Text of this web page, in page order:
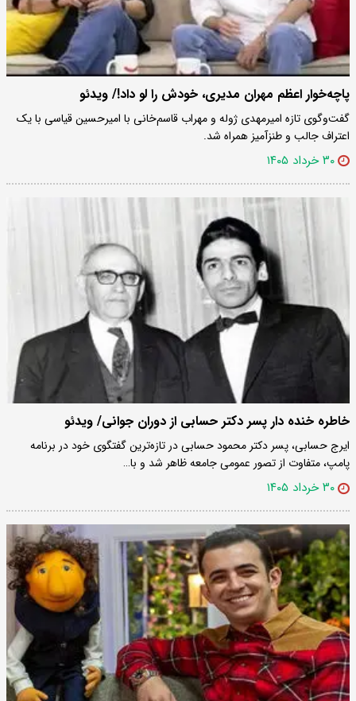
پاچه‌خوار اعظم مهران مدیری، خودش را لو داد!/ ویدئو
گفت‌وگوی تازه امیرمهدی ژوله و مهراب قاسم‌خانی با امیرحسین قیاسی با یک
اعتراف جالب و طنزآمیز همراه شد.
۳۰ خرداد ۱۴۰۵
خاطره خنده دار پسر دکتر حسابی از دوران جوانی/ ویدئو
ایرج حسابی، پسر دکتر محمود حسابی در تازه‌ترین گفتگوی خود در برنامه
پامپ، متفاوت از تصور عمومی جامعه ظاهر شد و با…
۳۰ خرداد ۱۴۰۵